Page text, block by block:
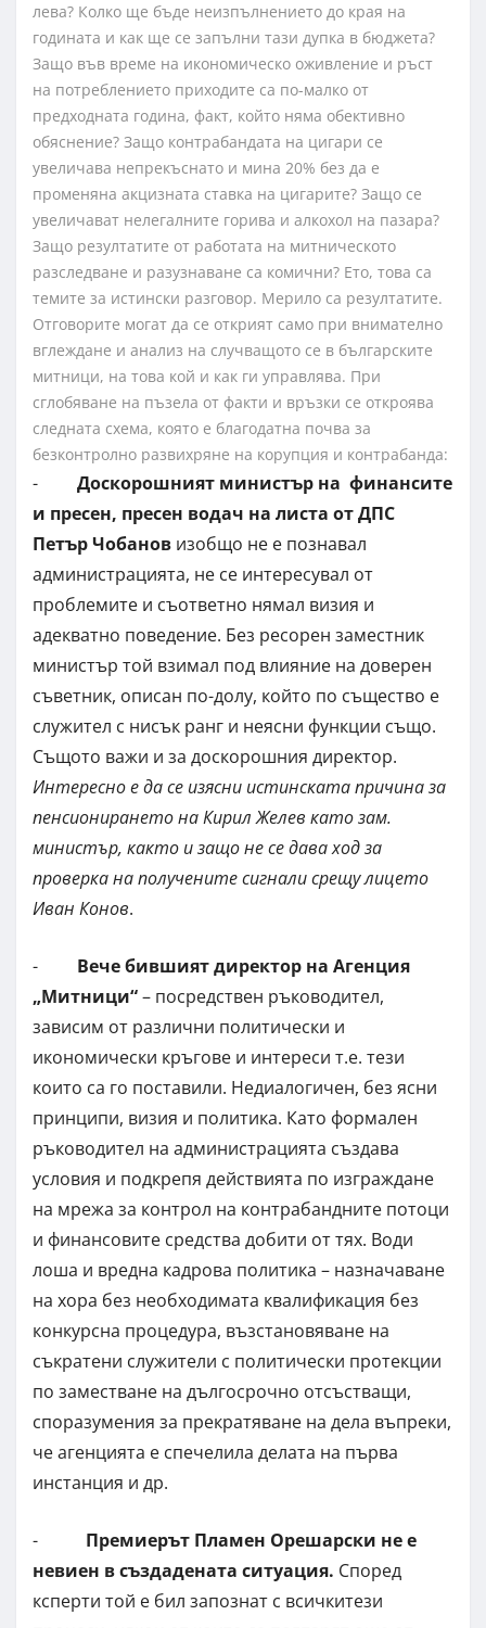
лева? Колко ще бъде неизпълнението до края на
годината и как ще се запълни тази дупка в бюджета?
Защо във време на икономическо оживление и ръст
на потреблението приходите са по-малко от
предходната година, факт, който няма обективно
обяснение? Защо контрабандата на цигари се
увеличава непрекъснато и мина 20% без да е
променяна акцизната ставка на цигарите? Защо се
увеличават нелегалните горива и алкохол на пазара?
Защо резултатите от работата на митническото
разследване и разузнаване са комични? Ето, това са
темите за истински разговор. Мерило са резултатите.
Отговорите могат да се открият само при внимателно
вглеждане и анализ на случващото се в българските
митници, на това кой и как ги управлява. При
сглобяване на пъзела от факти и връзки се откроява
следната схема, която е благодатна почва за
безконтролно развихряне на корупция и контрабанда:
- Доскорошният министър на финансите
и пресен, пресен водач на листа от ДПС
Петър Чобанов изобщо не е познавал
администрацията, не се интересувал от
проблемите и съответно нямал визия и
адекватно поведение. Без ресорен заместник
министър той взимал под влияние на доверен
съветник, описан по-долу, който по същество е
служител с нисък ранг и неясни функции също.
Същото важи и за доскорошния директор.
Интересно е да се изясни истинската причина за
пенсионирането на Кирил Желев като зам.
министър, както и защо не се дава ход за
проверка на получените сигнали срещу лицето
Иван Конов.
- Вече бившият директор на Агенция
„Митници“– посредствен ръководител,
зависим от различни политически и
икономически кръгове и интереси т.е. тези
които са го поставили. Недиалогичен, без ясни
принципи, визия и политика. Като формален
ръководител на администрацията създава
условия и подкрепя действията по изграждане
на мрежа за контрол на контрабандните потоци
и финансовите средства добити от тях. Води
лоша и вредна кадрова политика – назначаване
на хора без необходимата квалификация без
конкурсна процедура, възстановяване на
съкратени служители с политически протекции
по заместване на дългосрочно отсъстващи,
споразумения за прекратяване на дела въпреки,
че агенцията е спечелила делата на първа
инстанция и др.
- Премиерът Пламен Орешарски не е
невиен в създадената ситуация. Според
ксперти той е бил запознат с всичкитези